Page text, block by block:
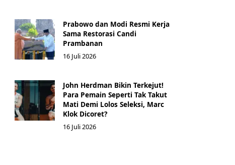
Prabowo dan Modi Resmi Kerja
Sama Restorasi Candi
Prambanan
16 Juli 2026
John Herdman Bikin Terkejut!
Para Pemain Seperti Tak Takut
Mati Demi Lolos Seleksi, Marc
Klok Dicoret?
16 Juli 2026